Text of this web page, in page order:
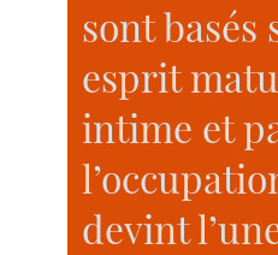
sont
esprit
intime et
devint